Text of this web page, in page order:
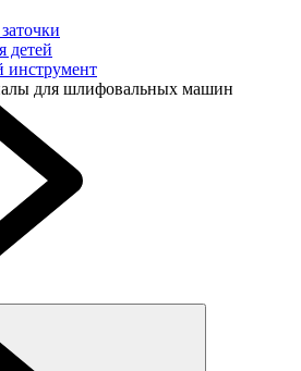
детей
инструмент
для шлифовальных машин